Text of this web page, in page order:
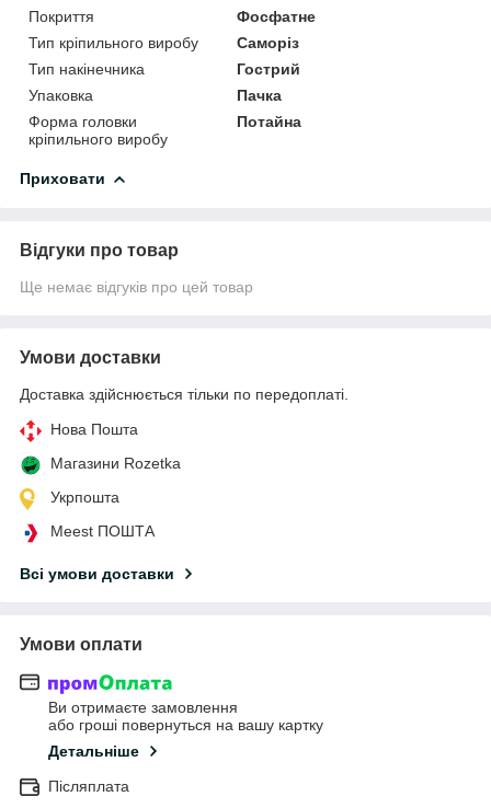
Покриття
Фосфатне
Тип кріпильного виробу
Саморіз
Тип накінечника
Гострий
Упаковка
Пачка
Форма головки
кріпильного виробу
Потайна
Приховати
Відгуки про товар
Ще немає відгуків про цей товар
Умови доставки
Доставка здійснюється тільки по передоплаті.
Нова Пошта
Магазини Rozetka
Укрпошта
Meest ПОШТА
Всі умови доставки
Умови оплати
Ви отримаєте замовлення
або гроші повернуться на вашу картку
Детальніше
Післяплата